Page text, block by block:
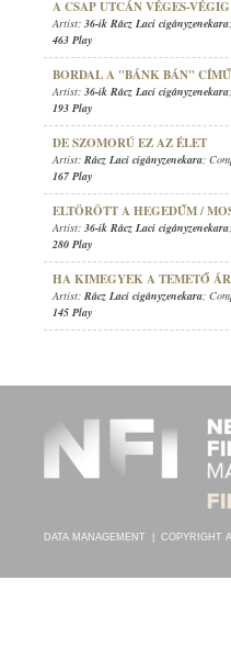
A CSAP UTCÁN VÉGES-
Artist: 36-ik Rácz Laci cigányzenekara
463 Play
BORDAL A "BÁNK BÁN"
Artist: 36-ik Rácz Laci cigányzenekara
193 Play
DE SZOMORÚ EZ AZ ÉLET
Artist: Rácz Laci cigányzenekara;
167 Play
ELTÖRÖTT A HEGEDŰM /
Artist: 36-ik Rácz Laci cigányzenekara
280 Play
HA KIMEGYEK A TEMETŐ
Artist: Rácz Laci cigányzenekara;
145 Play
DATA MANAGEMENT COPYRIGHT